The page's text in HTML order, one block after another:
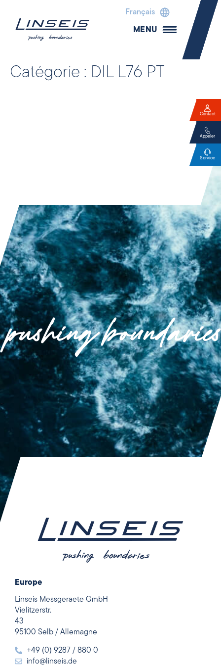
Français
MENU
Catégorie : DIL L76 PT
Europe
Linseis Messgeraete GmbH
Vielitzerstr.
43
95100 Selb / Allemagne
+49 (0) 9287 / 880 0
info@linseis.de
Contact
Appeler
Service